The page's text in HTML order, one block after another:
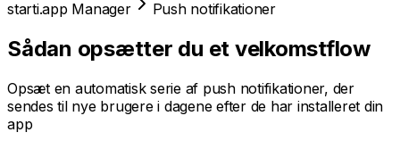
starti.app Manager Push notifikationer
Sådan opsætter du et velkomstflow
Opsæt en automatisk serie af push notifikationer, der
sendes til nye brugere i dagene efter de har installeret din
app